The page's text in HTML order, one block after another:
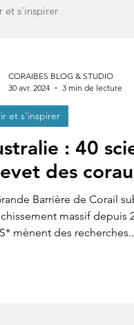
et s'inspirer
: 40
des
Barrière de Corail
massif depuis
mènent des
et s'inspirer
CORAIBES BLOG & STUDIO
30 avr. 2024
3 min de lecture